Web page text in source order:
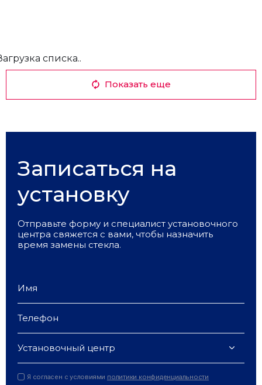
списка..
Показать еще
Записаться на
установку
Отправьте форму и специалист установочного
центра свяжется с вами, чтобы назначить
время замены стекла.
Установочный центр
Я согласен с условиями политики конфиденциальности